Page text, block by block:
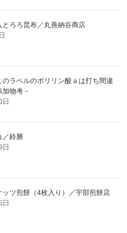
とろろ昆布／丸善納谷商店
のラベルのポリリン酸ａは打ち間違
物考－
日
／鈴勝
日
ッツ煎餅（4枚入り）／宇部煎餅店
日